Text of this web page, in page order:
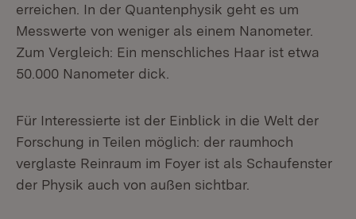
erreichen. In der Quantenphysik geht es um
Messwerte von weniger als einem Nanometer.
Zum Vergleich: Ein menschliches Haar ist etwa
50.000 Nanometer dick.
Für Interessierte ist der Einblick in die Welt der
Forschung in Teilen möglich: der raumhoch
verglaste Reinraum im Foyer ist als Schaufenster
der Physik auch von außen sichtbar.